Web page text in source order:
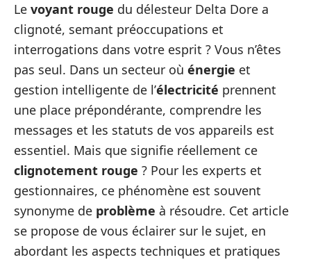
Le voyant rouge du délesteur Delta Dore a
clignoté, semant préoccupations et
interrogations dans votre esprit ? Vous n’êtes
pas seul. Dans un secteur où énergie et
gestion intelligente de l’électricité prennent
une place prépondérante, comprendre les
messages et les statuts de vos appareils est
essentiel. Mais que signifie réellement ce
clignotement rouge ? Pour les experts et
gestionnaires, ce phénomène est souvent
synonyme de problème à résoudre. Cet article
se propose de vous éclairer sur le sujet, en
abordant les aspects techniques et pratiques